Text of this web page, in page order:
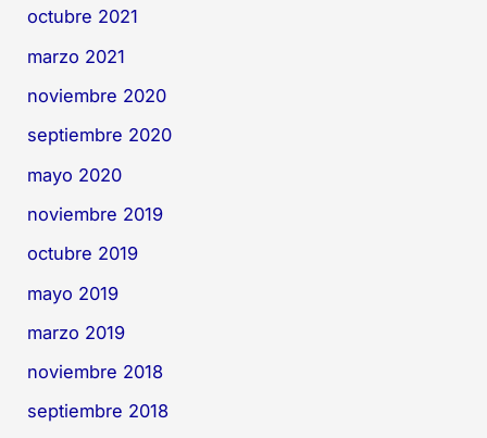
octubre 2021
marzo 2021
noviembre 2020
septiembre 2020
mayo 2020
noviembre 2019
octubre 2019
mayo 2019
marzo 2019
noviembre 2018
septiembre 2018